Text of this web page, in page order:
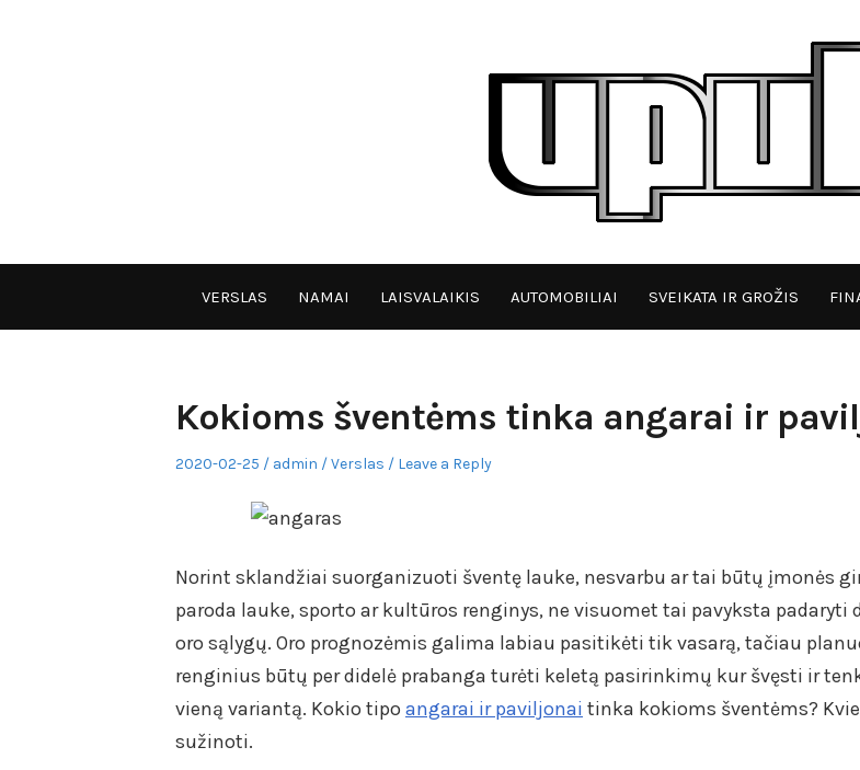
VPULF
VERSLAS NAMAI LAISVALAIKIS AUTOMOBILIAI SVEIKATA IR GROŽIS
Kokioms šventėms tinka angarai ir
Posted
2020-02-25 Author
admin
Posted
Verslas Leave a Reply
Norint sklandžiai suorganizuoti šventę lauke, nesvarbu ar tai būtų įmonės
paroda lauke, sporto ar kultūros renginys, ne visuomet tai pavyksta padaryti
oro sąlygų. Oro prognozėmis galima labiau pasitikėti tik vasarą, tačiau
renginius būtų per didelė prabanga turėti keletą pasirinkimų kur švęsti ir
vieną variantą. Kokio tipo angarai ir paviljonai tinka kokioms šventėms?
sužinoti.